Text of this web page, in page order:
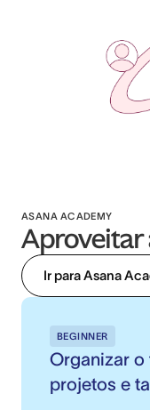
ASANA ACADEMY
Aproveitar
Ir para Asana
BEGINNER
Organizar o
projetos e